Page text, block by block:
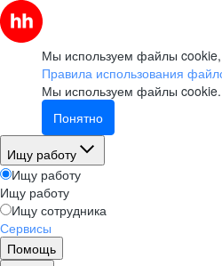
Мы используем файлы cookie,
Правила использования
Мы используем файлы cookie.
Понятно
Ищу работу
Ищу работу
Ищу работу
Ищу сотрудника
Сервисы
Помощь